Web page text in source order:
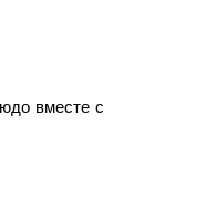
вместе с